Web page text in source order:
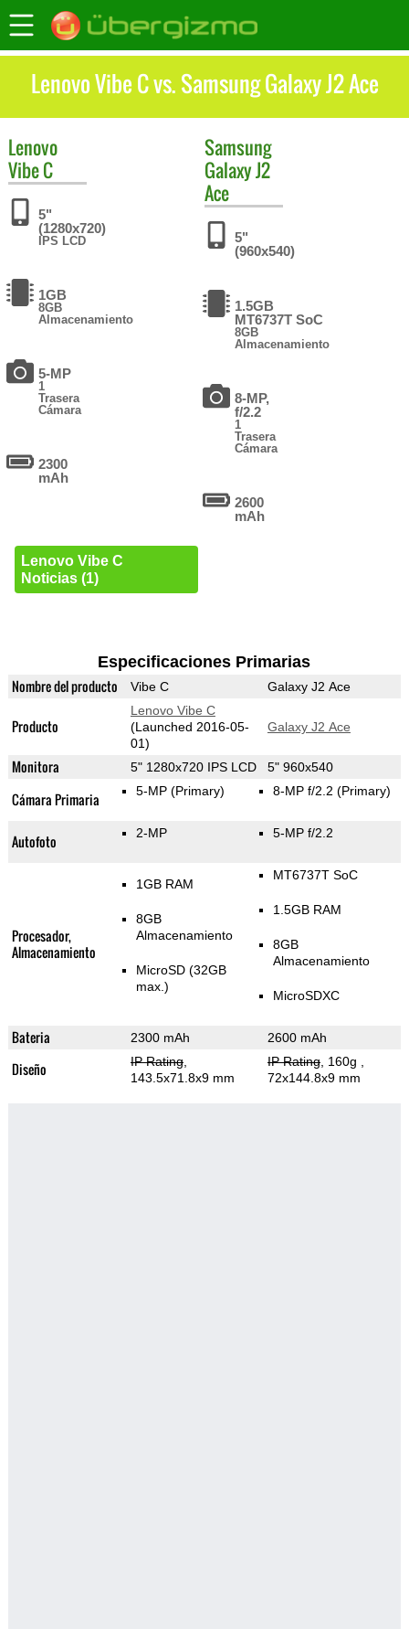
Lenovo Vibe C vs. Samsung Galaxy J2 Ace
Lenovo
Vibe C
5"
(1280x720)
IPS LCD
1GB
8GB
Almacenamiento
5-MP
1
Trasera
Cámara
2300
mAh
Lenovo Vibe C
Noticias (1)
Samsung
Galaxy J2
Ace
5"
(960x540)
1.5GB
MT6737T SoC
8GB
Almacenamiento
8-MP,
f/2.2
1
Trasera
Cámara
2600
mAh
Especificaciones Primarias
Nombre del producto Vibe C Galaxy J2 Ace
Producto
Lenovo Vibe C
(Launched 2016-05-
01)
Galaxy J2 Ace
Monitora 5" 1280x720 IPS LCD 5" 960x540
Cámara Primaria 5-MP (Primary) 8-MP f/2.2 (Primary)
Autofoto 2-MP 5-MP f/2.2
Procesador,
Almacenamiento
1GB RAM
8GB
Almacenamiento
MicroSD (32GB
max.)
MT6737T SoC
1.5GB RAM
8GB
Almacenamiento
MicroSDXC
Bateria 2300 mAh 2600 mAh
Diseño IP Rating,
143.5x71.8x9 mm
IP Rating, 160g
72x144.8x9 mm